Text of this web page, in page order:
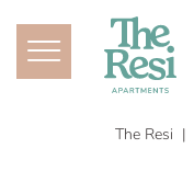
The Resi